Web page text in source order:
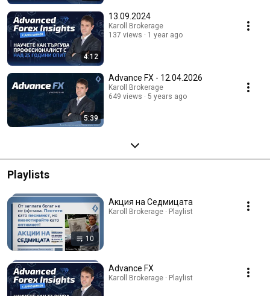
4:12
13.09.2024
Karoll Brokerage
137 views
1 year ago
5:39
Advance FX - 12.04.2026
Karoll Brokerage
649 views
5 years ago
Playlists
10
Акция на Седмицата
Karoll Brokerage · Playlist
Advance FX
Karoll Brokerage · Playlist